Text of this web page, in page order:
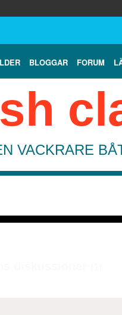
BLOGGAR FORUM
VACKRARE